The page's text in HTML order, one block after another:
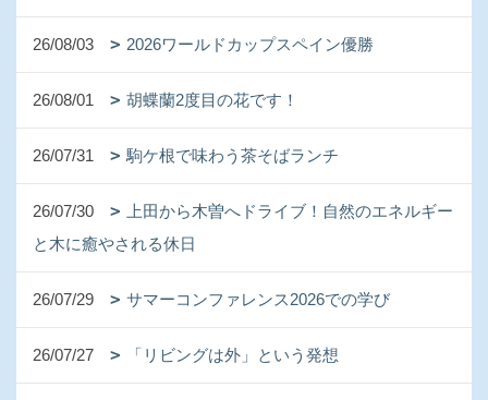
26/08/03 2026ワールドカップスペイン優勝
26/08/01 胡蝶蘭2度目の花です！
26/07/31 駒ケ根で味わう茶そばランチ
26/07/30
上田から木曽へドライブ！自然のエネルギー
と木に癒やされる休日
26/07/29 サマーコンファレンス2026での学び
26/07/27 「リビングは外」という発想